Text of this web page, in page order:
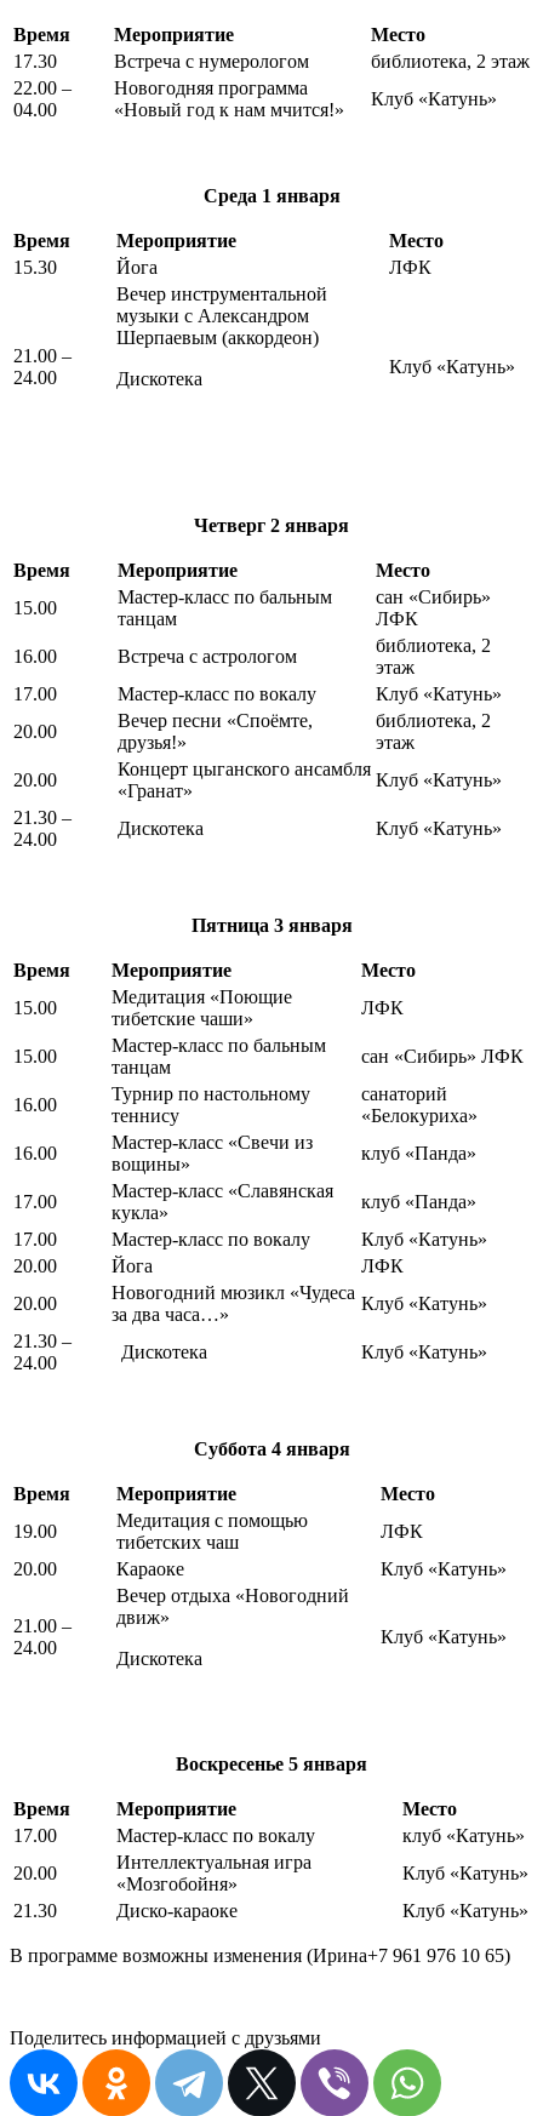
Время Мероприятие
Место
17.30
Встреча с нумерологом
библиотека, 2 этаж
22.00 –
04.00
Новогодняя программа
«Новый год к нам мчится!»
Клуб «Катунь»
Среда 1 января
Время Мероприятие
Место
15.30
Йога ЛФК
21.00 –
24.00
Вечер инструментальной
музыки с Александром
Шерпаевым (аккордеон)
Дискотека
Клуб «Катунь»
Четверг 2 января
Время Мероприятие
Место
15.00
Мастер-класс по бальным
танцам
сан «Сибирь»
ЛФК
16.00
Встреча с астрологом
библиотека, 2
этаж
17.00
Мастер-класс по вокалу
Клуб «Катунь»
20.00
Вечер песни «Споёмте,
друзья!»
библиотека, 2
этаж
20.00
Концерт цыганского ансамбля
«Гранат»
Клуб «Катунь»
21.30 –
24.00
Дискотека Клуб «Катунь»
Пятница 3 января
Время Мероприятие
Место
15.00
Медитация «Поющие
тибетские чаши»
ЛФК
15.00
Мастер-класс по бальным
танцам
сан «Сибирь» ЛФК
16.00
Турнир по настольному
теннису
санаторий
«Белокуриха»
16.00
Мастер-класс «Свечи из
вощины»
клуб «Панда»
17.00
Мастер-класс «Славянская
кукла»
клуб «Панда»
17.00
Мастер-класс по вокалу
Клуб «Катунь»
20.00
Йога
ЛФК
20.00
Новогодний мюзикл «Чудеса
за два часа…»
Клуб «Катунь»
21.30 –
24.00
Дискотека Клуб «Катунь»
Суббота 4января
Время Мероприятие
Место
19.00
Медитация с помощью
тибетских чаш
ЛФК
20.00
Караоке Клуб «Катунь»
21.00 –
24.00
Вечер отдыха «Новогодний
движ»
Дискотека
Клуб «Катунь»
Воскресенье 5 января
Время Мероприятие
Место
17.00
Мастер-класс по вокалу
клуб «Катунь»
20.00
Интеллектуальная игра
«Мозгобойня»
Клуб «Катунь»
21.30
Диско-караоке Клуб «Катунь»
В программе возможны изменения (Ирина+7 961 976 10 65)
Поделитесь информацией с друзьями